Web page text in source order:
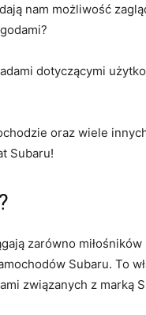
nam możliwość
dotyczącymi
oraz wiele
Subaru!
zarówno
Subaru. To
związanych z⁢ marką